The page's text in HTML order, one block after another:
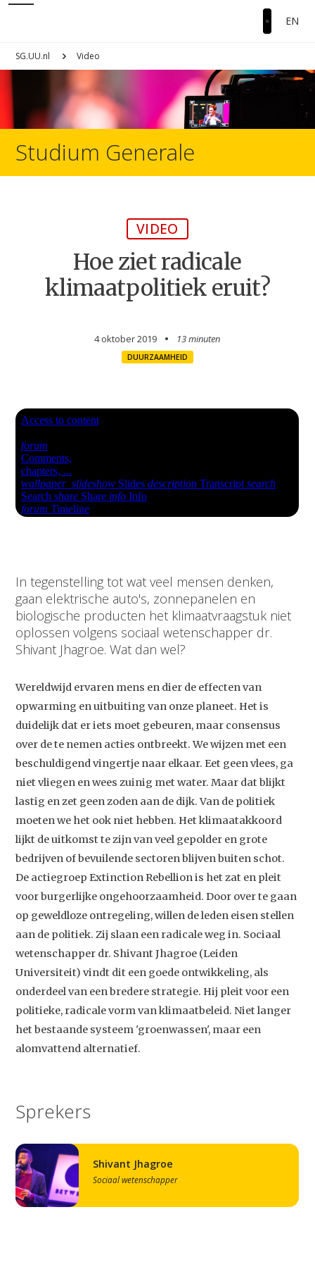
EN
SG.UU.nl Video
Studium Generale
VIDEO
Hoe ziet radicale
klimaatpolitiek eruit?
4 oktober 2019 13 minuten
DUURZAAMHEID
In tegenstelling tot wat veel mensen denken,
gaan elektrische auto's, zonnepanelen en
biologische producten het klimaatvraagstuk niet
oplossen volgens sociaal wetenschapper dr.
Shivant Jhagroe. Wat dan wel?
Wereldwijd ervaren mens en dier de effecten van
opwarming en uitbuiting van onze planeet. Het is
duidelijk dat er iets moet gebeuren, maar consensus
over de te nemen acties ontbreekt. We wijzen met een
beschuldigend vingertje naar elkaar. Eet geen vlees, ga
niet vliegen en wees zuinig met water. Maar dat blijkt
lastig en zet geen zoden aan de dijk. Van de politiek
moeten we het ook niet hebben. Het klimaatakkoord
lijkt de uitkomst te zijn van veel gepolder en grote
bedrijven of bevuilende sectoren blijven buiten schot.
De actiegroep Extinction Rebellion is het zat en pleit
voor burgerlijke ongehoorzaamheid. Door over te gaan
op geweldloze ontregeling, willen de leden eisen stellen
aan de politiek. Zij slaan een radicale weg in. Sociaal
wetenschapper dr. Shivant Jhagroe (Leiden
Universiteit) vindt dit een goede ontwikkeling, als
onderdeel van een bredere strategie. Hij pleit voor een
politieke, radicale vorm van klimaatbeleid. Niet langer
het bestaande systeem 'groenwassen', maar een
alomvattend alternatief.
Sprekers
Shivant Jhagroe
Sociaal wetenschapper